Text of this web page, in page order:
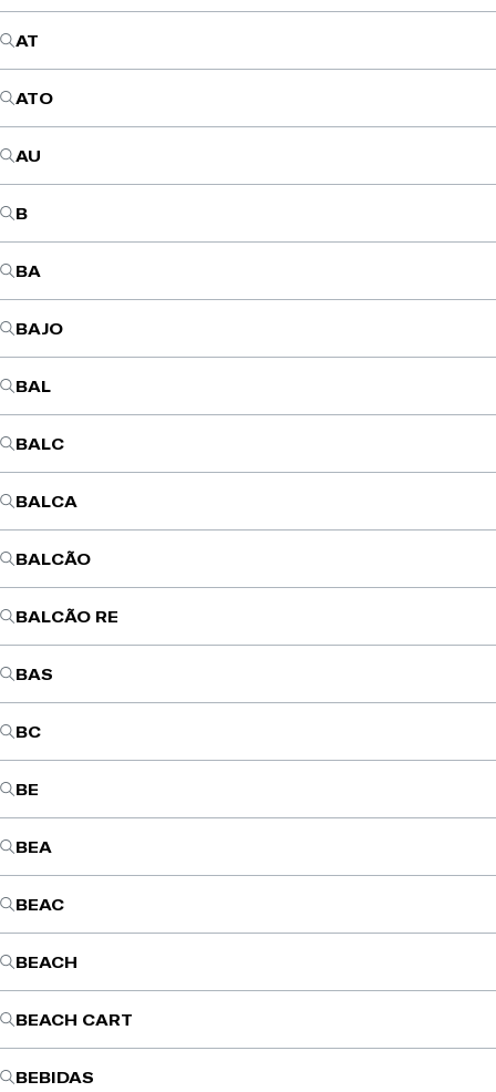
AT
ATO
AU
B
BA
BAJO
BAL
BALC
BALCA
BALCÃO
BALCÃO RE
BAS
BC
BE
BEA
BEAC
BEACH
BEACH CART
BEBIDAS